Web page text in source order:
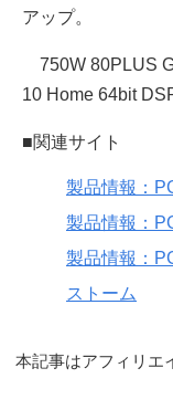
アップ。
750W 80PLUS
10 Home 64bit
■関連サイト
製品情報：
製品情報：
製品情報：
ストーム
本記事はアフィリエ